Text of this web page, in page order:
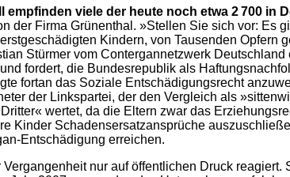
empfinden viele der heute noch etwa 2 700 in
der Firma Grünenthal. »Stellen Sie sich vor: Es
Kindern, von Tausenden Opfern
Stürmer vom Contergannetzwerk
fordert, die Bundesrepublik als
fortan das Soziale Entschädigungsrecht
der Linkspartei, der den Vergleich als
wertet, da die Eltern zwar das
Kinder Schadensersatzansprüche
Entschädigung erreichen.
nur auf öffentlichen Druck